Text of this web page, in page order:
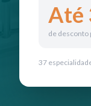
Até
de
37